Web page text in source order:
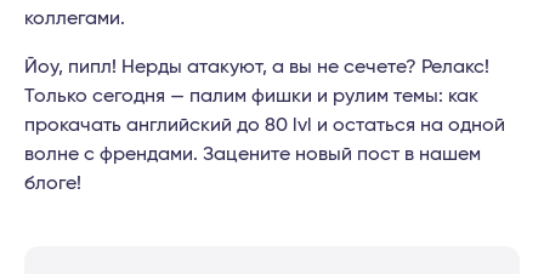
коллегами.
Йоу, пипл! Нерды атакуют, а вы не сечете? Релакс!
Только сегодня — палим фишки и рулим темы: как
прокачать английский до 80 lvl и остаться на одной
волне с френдами. Зацените новый пост в нашем
блоге!